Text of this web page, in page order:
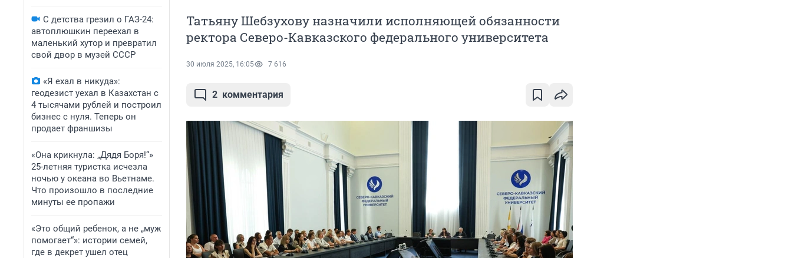
С детства грезил о ГАЗ-24:
автоплюшкин переехал в
маленький хутор и превратил
свой двор в музей СССР
«Я ехал в никуда»:
геодезист уехал в Казахстан с
4 тысячами рублей и построил
бизнес с нуля. Теперь он
продает франшизы
«Она крикнула: „Дядя Боря!“»
25-летняя туристка исчезла
ночью у океана во Вьетнаме.
Что произошло в последние
минуты ее пропажи
«Это общий ребенок, а не „муж
помогает“»: истории семей,
где в декрет ушел отец
Татьяну Шебзухову назначили исполняющей обязанности
ректора Северо-Кавказского федерального университета
30 июля 2025, 16:05 7 616
2 комментария